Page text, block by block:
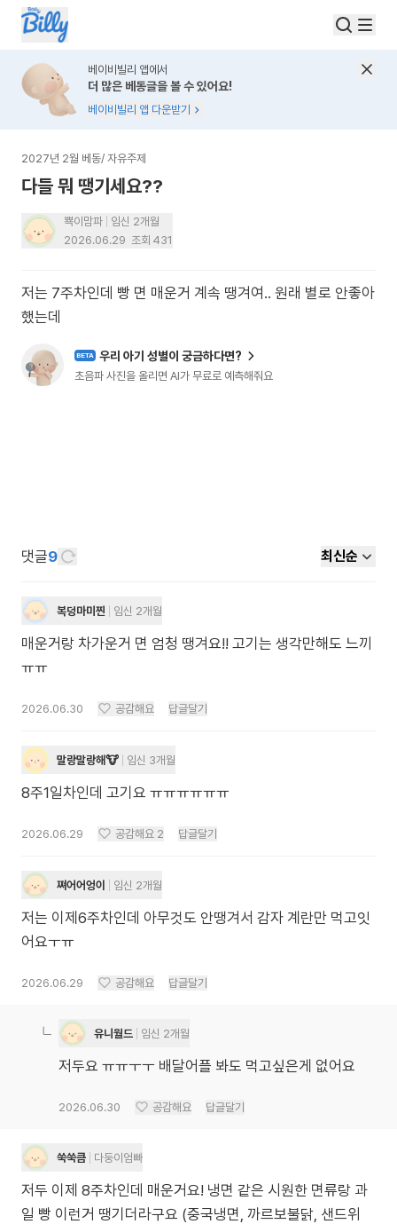
베이비빌리 앱에서
더 많은 베동글을 볼 수 있어요!
베이비빌리 앱 다운받기
2027년 2월 베동/ 자유주제
다들 뭐 땡기세요??
뾱이맘파
임신 2개월
2026.06.29 조회 431
저는 7주차인데 빵 면 매운거 계속 땡겨여.. 원래 별로 안좋아
했는데
BETA 우리 아기 성별이 궁금하다면?
초음파 사진을 올리면 AI가 무료로 예측해줘요
댓글9 최신순
복덩마미찐 임신 2개월
매운거랑 차가운거 면 엄청 땡겨요!! 고기는 생각만해도 느끼
ㅠㅠ
2026.06.30 공감해요 답글달기
말랑말랑해🐮 임신 3개월
8주1일차인데 고기요 ㅠㅠㅠㅠㅠㅠ
2026.06.29 공감해요 2 답글달기
쪄어어엉이 임신 2개월
저는 이제6주차인데 아무것도 안땡겨서 감자 계란만 먹고잇
어요ㅜㅠ
2026.06.29 공감해요 답글달기
유니월드 임신 2개월
저두요 ㅠㅠㅜㅜ 배달어플 봐도 먹고싶은게 없어요
2026.06.30 공감해요 답글달기
쑥쑥큼 다둥이엄빠
저두 이제 8주차인데 매운거요! 냉면 같은 시원한 면류랑 과
일 빵 이런거 땡기더라구요 (중국냉면, 까르보불닭, 샌드위